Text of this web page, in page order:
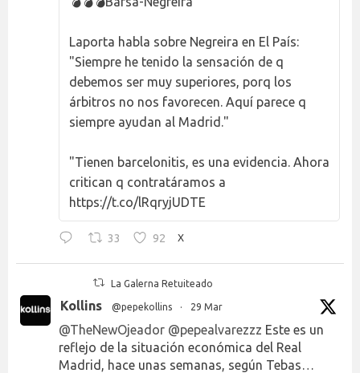
Laporta habla sobre Negreira en El País:
"Siempre he tenido la sensación de q
debemos ser muy superiores, porq los
árbitros no nos favorecen. Aquí parece q
siempre ayudan al Madrid."
"Tienen barcelonitis, es una evidencia. Ahora
critican q contratáramos a
https://t.co/lRqryjUDTE
33 92 X
La Galerna Retuiteado
Kollins @pepekollins · 29 Mar
@TheNewOjeador @pepealvarezzz Este es un
reflejo de la situación económica del Real
Madrid, hace unas semanas, según Tebas…